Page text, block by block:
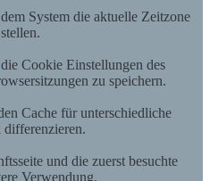
System die aktuelle Zeitzone
Cookie Einstellungen des
zu speichern.
Cache für unterschiedliche
differenzieren.
und die zuerst besuchte
Verwendung.